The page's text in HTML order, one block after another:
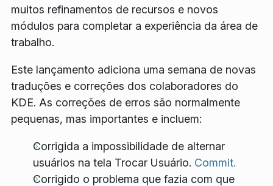
muitos refinamentos de recursos e novos
módulos para completar a experiência da área de
trabalho.
Este lançamento adiciona uma semana de novas
traduções e correções dos colaboradores do
KDE. As correções de erros são normalmente
pequenas, mas importantes e incluem:
Corrigida a impossibilidade de alternar
usuários na tela Trocar Usuário. Commit.
Corrigido o problema que fazia com que